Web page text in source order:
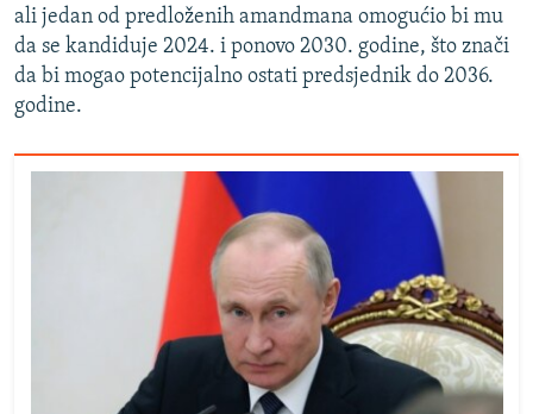
ali jedan od predloženih amandmana omogućio bi mu
da se kandiduje 2024. i ponovo 2030. godine, što znači
da bi mogao potencijalno ostati predsjednik do 2036.
godine.